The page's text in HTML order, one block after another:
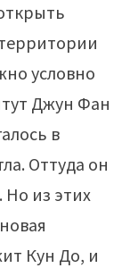
условно
Джун Фан
в
Оттуда он
Но из этих
Кун До, и